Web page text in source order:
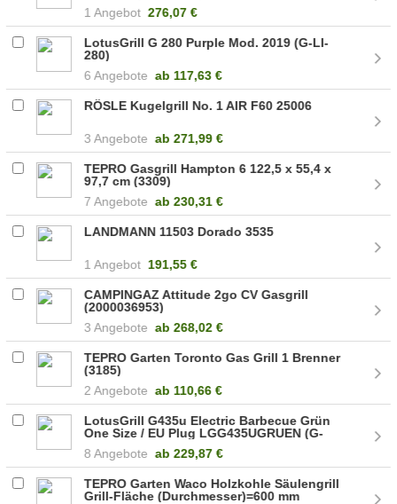
1 Angebot 276,07 €
LotusGrill G 280 Purple Mod. 2019 (G-LI-
280)
6 Angebote ab 117,63 €
RÖSLE Kugelgrill No. 1 AIR F60 25006
3 Angebote ab 271,99 €
TEPRO Gasgrill Hampton 6 122,5 x 55,4 x
97,7 cm (3309)
7 Angebote ab 230,31 €
LANDMANN 11503 Dorado 3535
1 Angebot 191,55 €
CAMPINGAZ Attitude 2go CV Gasgrill
(2000036953)
3 Angebote ab 268,02 €
TEPRO Garten Toronto Gas Grill 1 Brenner
(3185)
2 Angebote ab 110,66 €
LotusGrill G435u Electric Barbecue Grün
One Size / EU Plug LGG435UGRUEN (G-
8 Angebote ab 229,87 €
TEPRO Garten Waco Holzkohle Säulengrill
Grill-Fläche (Durchmesser)=600 mm